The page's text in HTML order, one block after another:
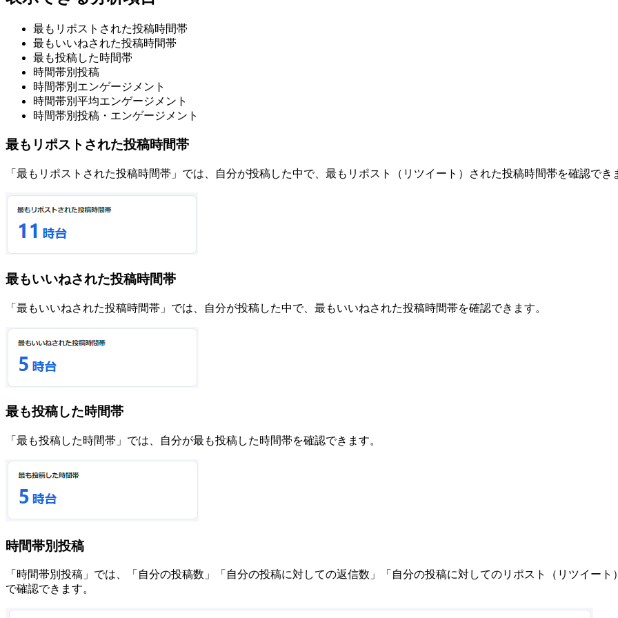
最もリポストされた投稿時間帯
最もいいねされた投稿時間帯
最も投稿した時間帯
時間帯別投稿
時間帯別エンゲージメント
時間帯別平均エンゲージメント
時間帯別投稿・エンゲージメント
最もリポストされた投稿時間帯
「最もリポストされた投稿時間帯」では、自分が投稿した中で、最もリポスト（リツイート）された投稿時間帯を確認でき
最もいいねされた投稿時間帯
「最もいいねされた投稿時間帯」では、自分が投稿した中で、最もいいねされた投稿時間帯を確認できます。
最も投稿した時間帯
「最も投稿した時間帯」では、自分が最も投稿した時間帯を確認できます。
時間帯別投稿
「時間帯別投稿」では、「自分の投稿数」「自分の投稿に対しての返信数」「自分の投稿に対してのリポスト（リツイー
で確認できます。